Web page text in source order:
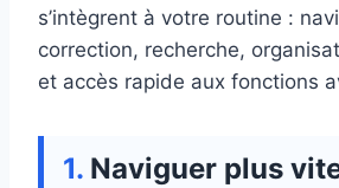
s’intègrent à votre routine :
correction, recherche,
et accès rapide aux fonctions
Naviguer plus